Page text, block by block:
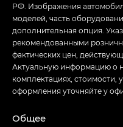
РФ. Изображения
моделей, часть
дополнительная опция.
рекомендованными
фактических цен,
Актуальную информацию о
комплектациях, стоимости,
оформления уточняйте у
Общее